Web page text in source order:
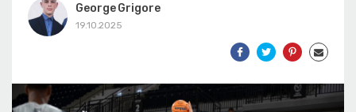
George Grigore
19.10.2025